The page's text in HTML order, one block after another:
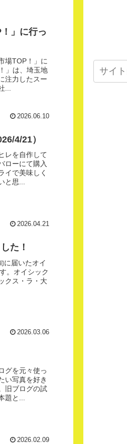
」に行っ
場TOP！」に
」は、埼玉地
注力したスー
...
2026.06.10
4/21）
レを自作して
ローにて購入
イで美味しく
と思...
2026.04.21
た！
に届いたオイ
。オイシック
クス・ラ・大
2026.03.06
グを元々使っ
い写真を好き
旧ブログの試
題と...
2026.02.09